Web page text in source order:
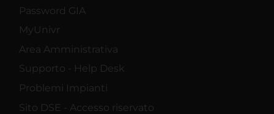
Password GIA
MyUnivr
Area Amministrativa
Supporto - Help Desk
Problemi Impianti
Sito DSE - Accesso riservato